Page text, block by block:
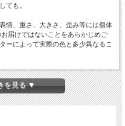
ても。
情、重さ、大きさ、歪み等には個体
届けではないことをあらかじめご
ーによって実際の色と多少異なるこ
たいの目安です。
を見る ▼